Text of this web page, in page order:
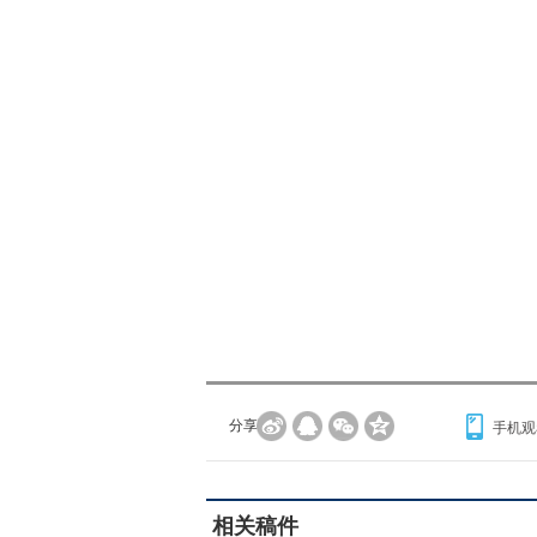
分享到： 手机
相关稿件